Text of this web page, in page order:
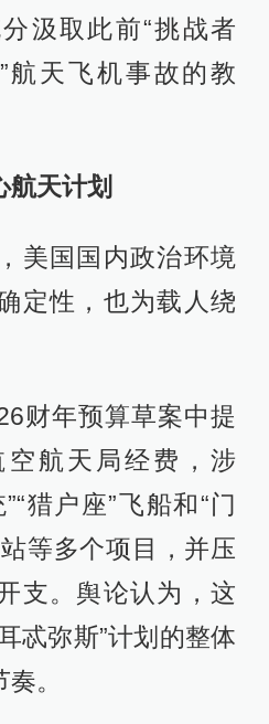
汲取此前“挑战者
航天飞机事故的教
航天计划
美国国内政治环境
定性，也为载人绕
财年预算草案中提
航天局经费，涉
猎户座”飞船和“门
等多个项目，并压
支。舆论认为，这
忒弥斯”计划的整体
。